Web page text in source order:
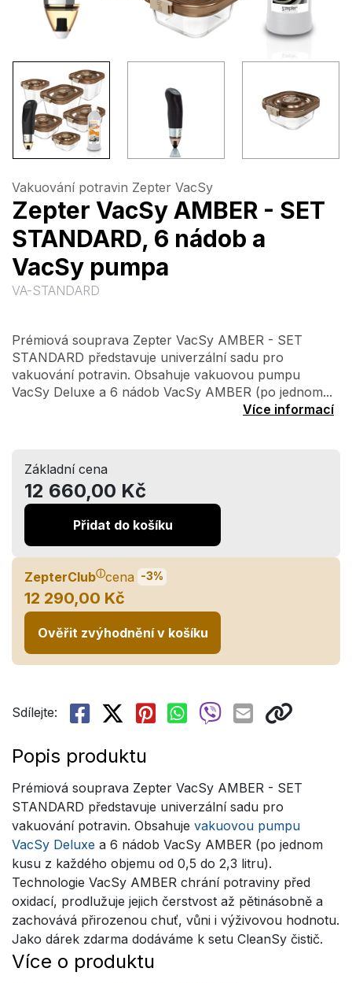
Vakuování potravin Zepter VacSy
Zepter VacSy AMBER - SET
STANDARD, 6 nádob a
VacSy pumpa
VA-STANDARD
Prémiová souprava Zepter VacSy AMBER - SET
STANDARD představuje univerzální sadu pro
vakuování potravin. Obsahuje vakuovou pumpu
VacSy Deluxe a 6 nádob VacSy AMBER (po jednom...
Více informací
Základní cena
12 660,00 Kč
Přidat do košíku
ZepterClubⓘcena -3%
12 290,00 Kč
Ověřit zvýhodnění v košíku
Sdílejte:
Popis produktu
Prémiová souprava Zepter VacSy AMBER - SET
STANDARD představuje univerzální sadu pro
vakuování potravin. Obsahuje vakuovou pumpu
VacSy Deluxe a 6 nádob VacSy AMBER (po jednom
kusu z každého objemu od 0,5 do 2,3 litru).
Technologie VacSy AMBER chrání potraviny před
oxidací, prodlužuje jejich čerstvost až pětinásobně a
zachovává přirozenou chuť, vůni i výživovou hodnotu.
Jako dárek zdarma dodáváme k setu CleanSy čistič.
Více o produktu